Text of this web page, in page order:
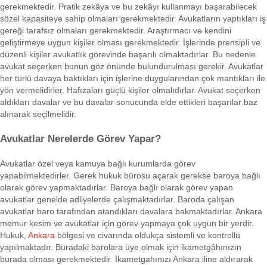
gerekmektedir. Pratik zekâya ve bu zekâyı kullanmayı başarabilecek
sözel kapasiteye sahip olmaları gerekmektedir. Avukatların yaptıkları iş
gereği tarafsız olmaları gerekmektedir. Araştırmacı ve kendini
geliştirmeye uygun kişiler olması gerekmektedir. İşlerinde prensipli ve
düzenli kişiler avukatlık görevinde başarılı olmaktadırlar. Bu nedenle
avukat seçerken bunun göz önünde bulundurulması gerekir. Avukatlar
her türlü davaya baktıkları için işlerine duygularından çok mantıkları ile
yön vermelidirler. Hafızaları güçlü kişiler olmalıdırlar. Avukat seçerken
aldıkları davalar ve bu davalar sonucunda elde ettikleri başarılar baz
alınarak seçilmelidir.
Avukatlar Nerelerde Görev Yapar?
Avukatlar özel veya kamuya bağlı kurumlarda görev
yapabilmektedirler. Gerek hukuk bürosu açarak gerekse baroya bağlı
olarak görev yapmaktadırlar. Baroya bağlı olarak görev yapan
avukatlar genelde adliyelerde çalışmaktadırlar. Baroda çalışan
avukatlar baro tarafından atandıkları davalara bakmaktadırlar. Ankara
memur kesim ve avukatlar için görev yapmaya çok uygun bir yerdir.
Hukuk, Ankara bölgesi ve civarında oldukça sistemli ve kontrollü
yapılmaktadır. Buradaki barolara üye olmak için ikametgâhınızın
burada olması gerekmektedir. İkametgahınızı Ankara iline aldırarak